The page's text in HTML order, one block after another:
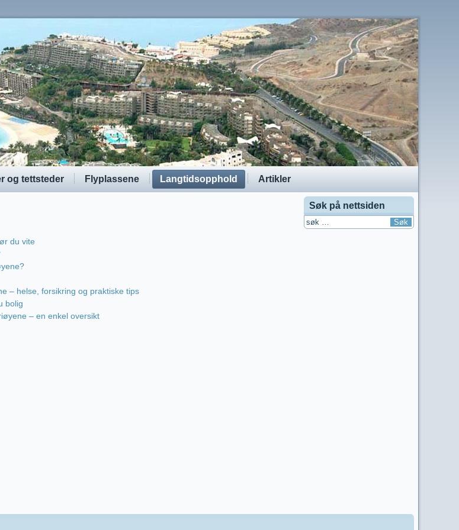
og tettsteder Flyplassene Langtidsopphold Artikler
du vite
– helse, forsikring og praktiske tips
bolig
– en enkel oversikt
Søk på nettsiden